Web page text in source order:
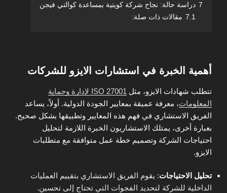
7 دراسة حالة: نجاح شركة كويتية بمساعدة كوالتي فيجن
7.1 مقالات ذات صلة:
أهمية الخبرة في استشارات الايزو للشركات
تتطلب شهادات الايزو، مثل
ISO 27001 لإدارة وحماية
المعلومات، معرفة عميقة بمعايير الجودة الدولية. أولاً، يساعد
الفريق الاستشاري في فهم هذه المعايير وتطبيقها بشكل صحيح.
بعبارة أخرى، يمتلك الاستشاريون الخبرة اللازمة لتحليل
احتياجات الشركة وتصميم خطة عمل متوافقة مع متطلبات
الايزو.
تحليل الاحتياجات: يقوم الفريق الاستشاري بتقييم العمليات
الداخلية للشركة لتحديد الفجوات التي تحتاج إلى تحسين.